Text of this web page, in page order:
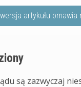
wersja artykułu
są zazwyczaj